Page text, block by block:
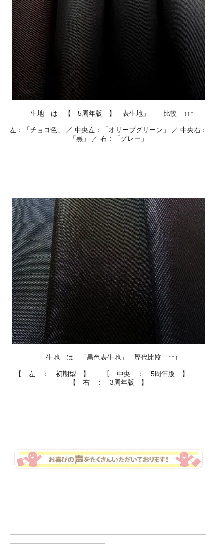
生地 は 【 5周年版 】 表生地」 比較 ↑↑↑
左：「チョコ色」 ／ 中央左：「オリーブグリーン」 ／ 中央右：
「黒」 ／ 右：「グレー」
生地 は 「黒色表生地」 歴代比較 ↑↑↑
【 左 ： 初期型 】 【 中央 ： 5周年版 】
【 右 ： 3周年版 】
━━━━━━━━━━━━━━━━━━━━━━━━━━━━━
━━━━━━━━━━━━━━